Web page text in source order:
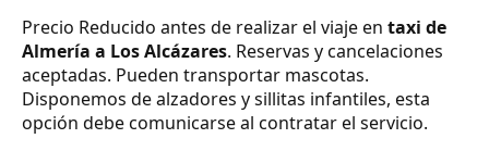
Precio Reducido antes de realizar el viaje en taxi de
Almería a Los Alcázares. Reservas y cancelaciones
aceptadas. Pueden transportar mascotas.
Disponemos de alzadores y sillitas infantiles, esta
opción debe comunicarse al contratar el servicio.